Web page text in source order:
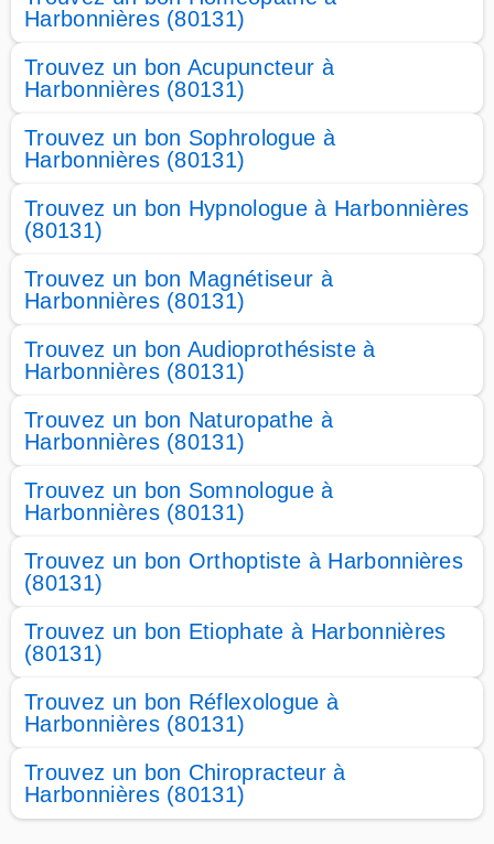
Harbonnières (80131)
Trouvez un bon Acupuncteur à
Harbonnières (80131)
Trouvez un bon Sophrologue à
Harbonnières (80131)
Trouvez un bon Hypnologue à Harbonnières
(80131)
Trouvez un bon Magnétiseur à
Harbonnières (80131)
Trouvez un bon Audioprothésiste à
Harbonnières (80131)
Trouvez un bon Naturopathe à
Harbonnières (80131)
Trouvez un bon Somnologue à
Harbonnières (80131)
Trouvez un bon Orthoptiste à Harbonnières
(80131)
Trouvez un bon Etiophate à Harbonnières
(80131)
Trouvez un bon Réflexologue à
Harbonnières (80131)
Trouvez un bon Chiropracteur à
Harbonnières (80131)